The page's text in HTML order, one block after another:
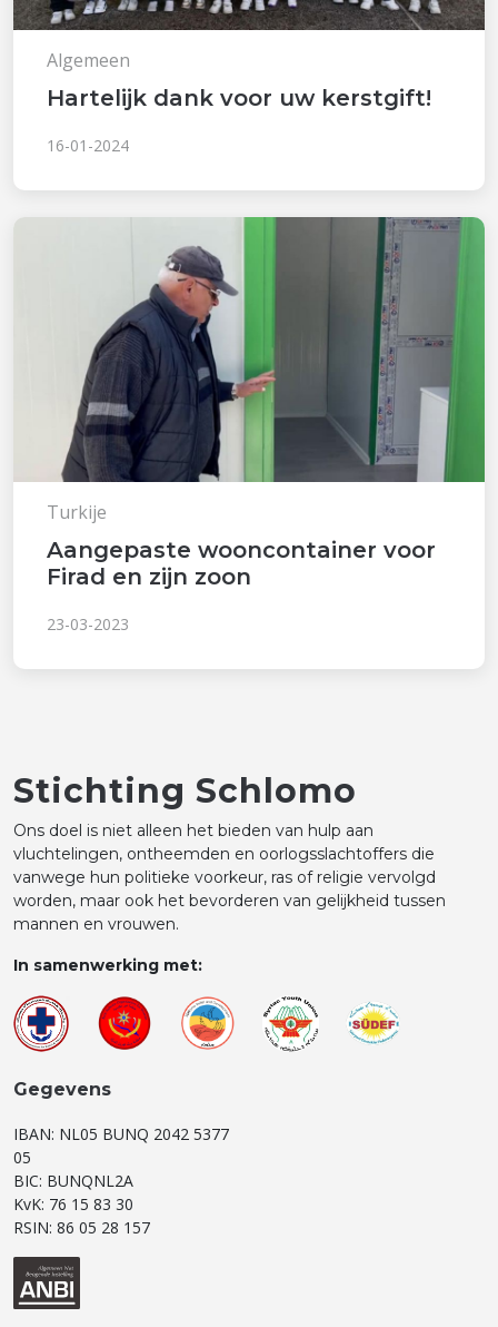
Algemeen
Hartelijk dank voor uw kerstgift!
16-01-2024
Turkije
Aangepaste wooncontainer voor
Firad en zijn zoon
23-03-2023
Stichting Schlomo
Ons doel is niet alleen het bieden van hulp aan
vluchtelingen, ontheemden en oorlogsslachtoffers die
vanwege hun politieke voorkeur, ras of religie vervolgd
worden, maar ook het bevorderen van gelijkheid tussen
mannen en vrouwen.
In samenwerking met:
Gegevens
IBAN: NL05 BUNQ 2042 5377
05
BIC: BUNQNL2A
KvK: 76 15 83 30
RSIN: 86 05 28 157